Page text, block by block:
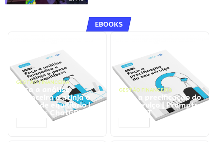
EBOOKS
GESTÃO FINANCEIRA
Faça a análise
financeira e atinja o
ponto de equilíbrio |
Prompts ChatGPT
GESTÃO FINANCEIRA
Faça a precificação do
seu serviço | Prompts
ChatGPT